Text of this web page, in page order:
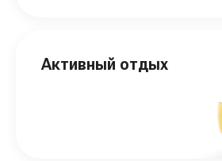
Активный отдых